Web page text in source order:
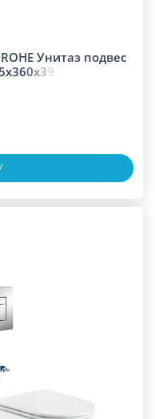
Унитаз подвес
60x39